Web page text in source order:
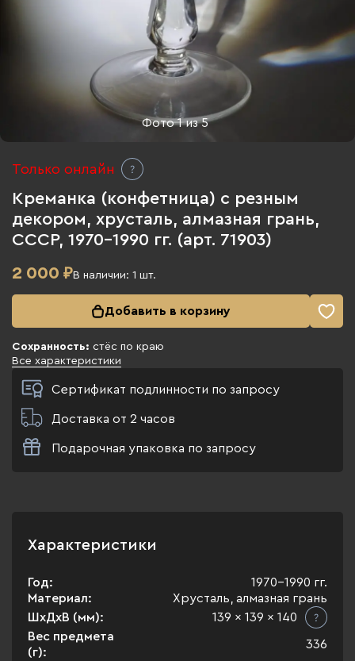
Фото1из5
Только онлайн
Креманка (конфетница) с резным
декором, хрусталь, алмазная грань,
СССР, 1970-1990 гг. (арт. 71903)
2 000 ₽В наличии: 1 шт.
Добавить в корзину
Сохранность: стёс по краю
Все характеристики
Сертификат подлинности по запросу
Доставка от 2 часов
Подарочная упаковка по запросу
Характеристики
Год:
1970-1990 гг.
Материал:
Хрусталь, алмазная грань
ШхДхВ (мм):
139 x 139 x 140
Вес предмета
(г):
336